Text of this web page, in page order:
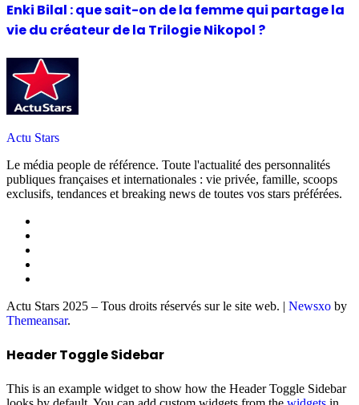
Enki Bilal : que sait-on de la femme qui partage la
vie du créateur de la Trilogie Nikopol ?
Actu Stars
Le média people de référence. Toute l'actualité des personnalités
publiques françaises et internationales : vie privée, famille, scoops
exclusifs, tendances et breaking news de toutes vos stars préférées.
Actu Stars 2025 – Tous droits réservés sur le site web. | Newsxo by
Themeansar.
Header Toggle Sidebar
This is an example widget to show how the Header Toggle Sidebar